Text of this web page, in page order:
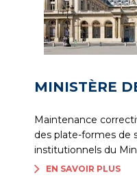
MINISTÈRE
Maintenance
des plate-formes de
institutionnels du
EN SAVOIR PLUS